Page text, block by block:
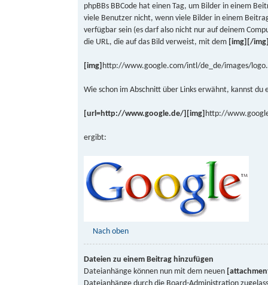
phpBBs BBCode hat einen Tag, um Bilder in einem
viele Benutzer nicht, wenn viele Bilder in einem
verfügbar sein (es darf also nicht nur auf deinem
die URL, die auf das Bild verweist, mit dem [img][/
[img] http://www.google.com/intl/de_de/images/
Wie schon im Abschnitt über Links erwähnt, kannst du
[url=http://www.google.de/][img] http://
ergibt:
Nach oben
Dateien zu einem Beitrag hinzufügen
Dateianhänge können nun mit dem neuen